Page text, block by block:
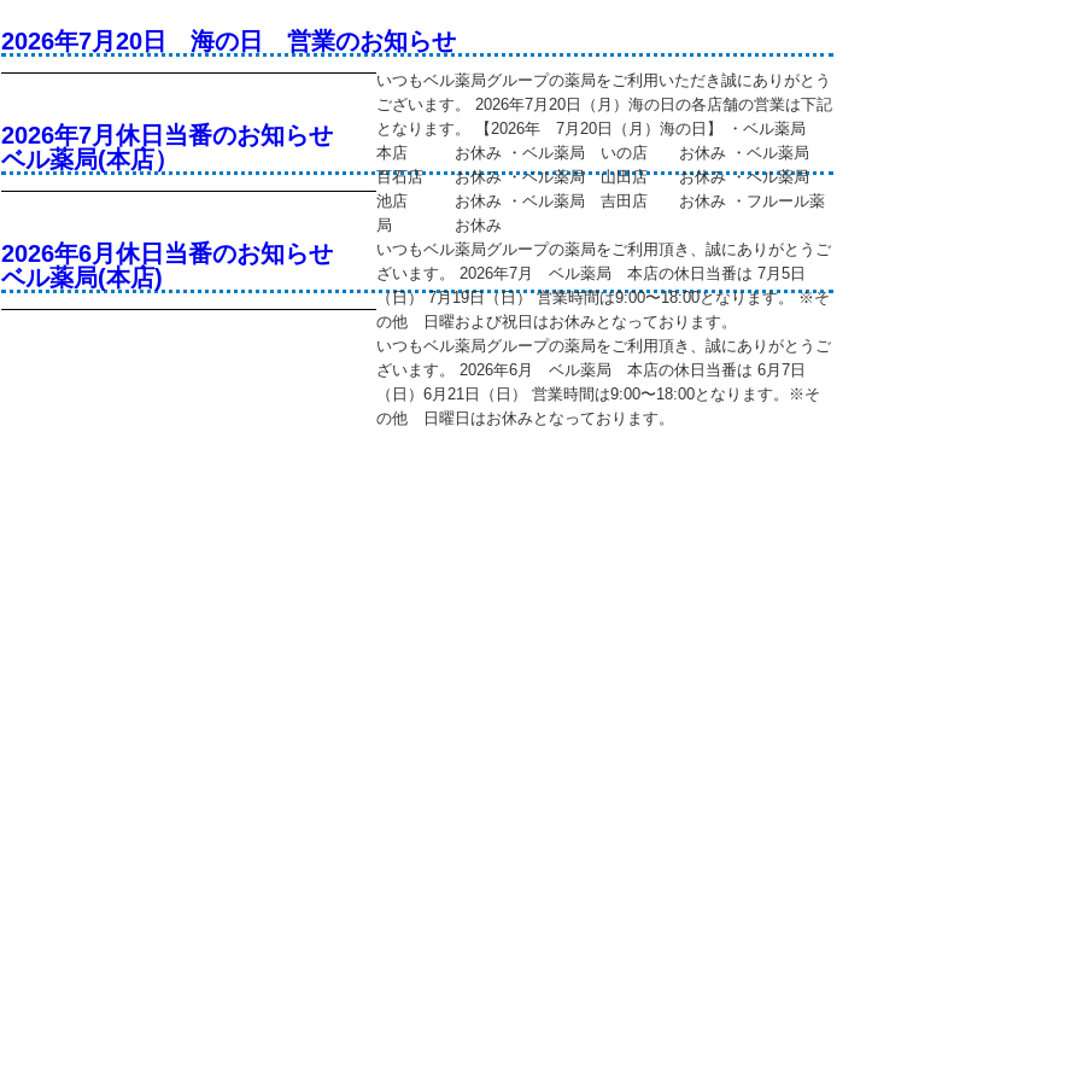
2026年7月20日 海の日 営業のお知らせ
いつもベル薬局グループの薬局をご利用いただき誠にありがとう
ございます。 2026年7月20日（月）海の日の各店舗の営業は下記
となります。 【2026年 7月20日（月）海の日】 ・ベル薬局
本店 お休み ・ベル薬局 いの店 お休み ・ベル薬局
百石店 お休み ・ベル薬局 山田店 お休み ・ベル薬局
池店 お休み ・ベル薬局 吉田店 お休み ・フルール薬
局 お休み
2026年7月休日当番のお知らせ
ベル薬局(本店）
いつもベル薬局グループの薬局をご利用頂き、誠にありがとうご
ざいます。 2026年7月 ベル薬局 本店の休日当番は 7月5日
（日） 7月19日（日） 営業時間は9:00〜18:00となります。 ※そ
の他 日曜および祝日はお休みとなっております。
2026年6月休日当番のお知らせ
ベル薬局(本店)
いつもベル薬局グループの薬局をご利用頂き、誠にありがとうご
ざいます。 2026年6月 ベル薬局 本店の休日当番は 6月7日
（日）6月21日（日） 営業時間は9:00〜18:00となります。※そ
の他 日曜日はお休みとなっております。